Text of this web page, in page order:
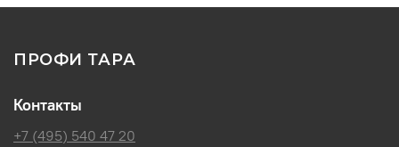
ПРОФИ ТАРА
Контакты
+7 (495) 540 47 20